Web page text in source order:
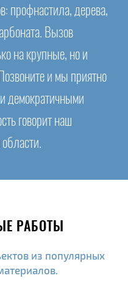
профнастила, дерева,
Вызов
на крупные, но и
и мы приятно
демократичными
говорит наш
РАБОТЫ
из популярных